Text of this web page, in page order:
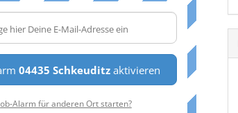
04435 Schkeuditz aktivieren
Alarm für anderen Ort starten?